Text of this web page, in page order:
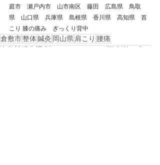
庭市　瀬戸内市　山市南区　藤田　広島県　鳥取
県　山口県　兵庫県　島根県　香川県　高知県　首
こり 膝の痛み　ぎっくり背中
倉敷市整体鍼灸 岡山県 肩こり 腰痛
自律神経失調症
ストレートネック 頭痛
首の痛み